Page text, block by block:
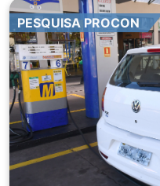
PESQUISA PROCON